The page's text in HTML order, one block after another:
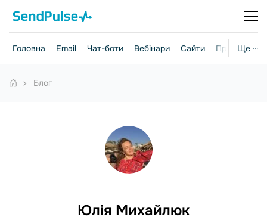
Ще ···
Головна Email Чат-боти Вебінари Сайти Практичні
Блог
Юлія Михайлюк